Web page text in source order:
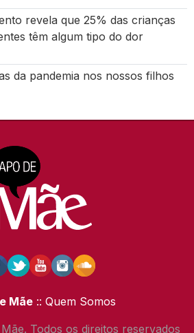
revela que 25% das crianças
têm algum tipo do dor
da pandemia nos nossos filhos
Mãe :: Quem Somos
Todos os direitos reservados